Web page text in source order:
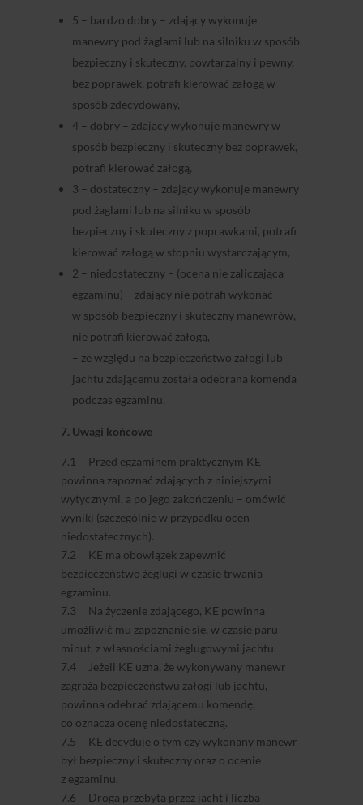
5 – bardzo dobry – zdający wykonuje
manewry pod żaglami lub na silniku w sposób
bezpieczny i skuteczny, powtarzalny i pewny,
bez poprawek, potrafi kierować załogą w
sposób zdecydowany,
4 – dobry – zdający wykonuje manewry w
sposób bezpieczny i skuteczny bez poprawek,
potrafi kierować załogą,
3 – dostateczny – zdający wykonuje manewry
pod żaglami lub na silniku w sposób
bezpieczny i skuteczny z poprawkami, potrafi
kierować załogą w stopniu wystarczającym,
2 – niedostateczny – (ocena nie zaliczająca
egzaminu) – zdający nie potrafi wykonać
w sposób bezpieczny i skuteczny manewrów,
nie potrafi kierować załogą,
– ze względu na bezpieczeństwo załogi lub
jachtu zdającemu została odebrana komenda
podczas egzaminu.
7. Uwagi końcowe
7.1 Przed egzaminem praktycznym KE
powinna zapoznać zdających z niniejszymi
wytycznymi, a po jego zakończeniu – omówić
wyniki (szczególnie w przypadku ocen
niedostatecznych).
7.2 KE ma obowiązek zapewnić
bezpieczeństwo żeglugi w czasie trwania
egzaminu.
7.3 Na życzenie zdającego, KE powinna
umożliwić mu zapoznanie się, w czasie paru
minut, z własnościami żeglugowymi jachtu.
7.4 Jeżeli KE uzna, że wykonywany manewr
zagraża bezpieczeństwu załogi lub jachtu,
powinna odebrać zdającemu komendę,
co oznacza ocenę niedostateczną.
7.5 KE decyduje o tym czy wykonany manewr
był bezpieczny i skuteczny oraz o ocenie
z egzaminu.
7.6 Droga przebyta przez jacht i liczba